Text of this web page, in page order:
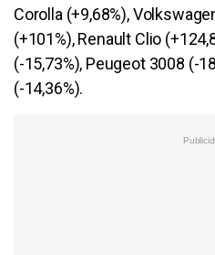
Corolla (+9,68%),
(+101%), Renault Clio
(-15,73%), Peugeot 3008 (-
(-14,36%).